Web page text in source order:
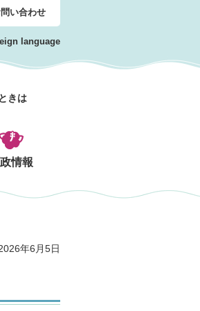
い合わせ
language
きは
情報
年6月5日